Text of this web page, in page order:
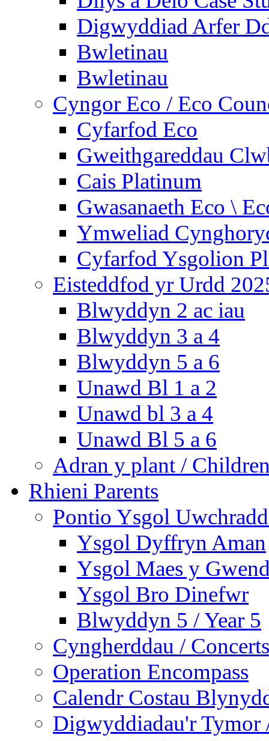
Digwyddiad Arfer
Bwletinau
Bwletinau
Cyngor Eco / Eco
Cyfarfod Eco
Gweithgareddau
Cais Platinum
Gwasanaeth Eco \
Ymweliad
Cyfarfod Ysgolion
Eisteddfod yr Urdd
Blwyddyn 2 ac iau
Blwyddyn 3 a 4
Blwyddyn 5 a 6
Unawd Bl 1 a 2
Unawd bl 3 a 4
Unawd Bl 5 a 6
Adran y plant /
Rhieni Parents
Pontio Ysgol
Ysgol Dyffryn Aman
Ysgol Maes y
Ysgol Bro Dinefwr
Blwyddyn 5 / Year 5
Cyngherddau / Concerts
Operation Encompass
Calendr Costau
Digwyddiadau'r Tymor